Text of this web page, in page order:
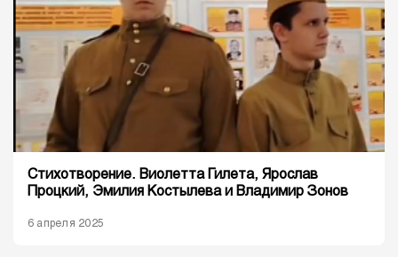
Стихотворение. Виолетта Гилета, Ярослав
Процкий, Эмилия Костылева и Владимир Зонов
6 апреля 2025